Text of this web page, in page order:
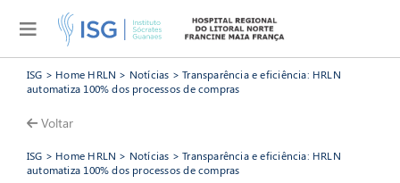
ISG > Home HRLN > Notícias > Transparência e eficiência: HRLN
automatiza 100% dos processos de compras
Voltar
ISG > Home HRLN > Notícias > Transparência e eficiência: HRLN
automatiza 100% dos processos de compras